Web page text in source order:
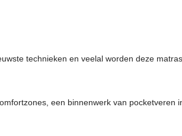
technieken en veelal worden deze
een binnenwerk van pocketveren